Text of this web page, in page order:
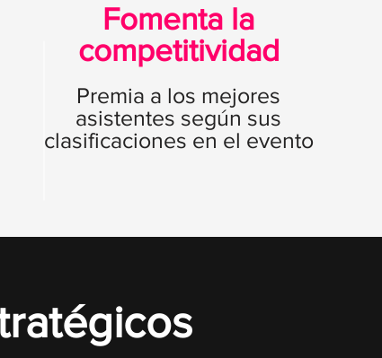
Fomenta la
competitividad
Premia a los mejores
asistentes según sus
clasificaciones en el evento